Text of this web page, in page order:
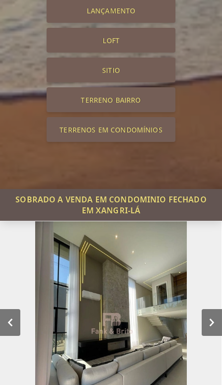
LANÇAMENTO
LOFT
SITIO
TERRENO BAIRRO
TERRENOS EM CONDOMÍNIOS
SOBRADO A VENDA EM CONDOMINIO FECHADO
EM XANGRI-LÁ